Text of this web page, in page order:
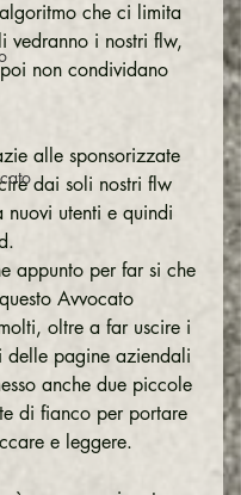
che ci limita
vedranno i nostri flw,
non condividano
alle sponsorizzate
dai soli nostri flw
nuovi utenti e quindi
appunto per far si che
Avvocato
oltre a far uscire i
delle pagine aziendali
anche due piccole
di fianco per portare
e leggere.